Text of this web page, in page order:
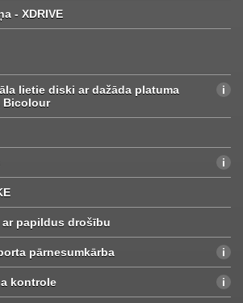
- XDRIVE
lietie diski ar dažāda platuma
Bicolour
papildus drošību
pārnesumkārba
kontrole